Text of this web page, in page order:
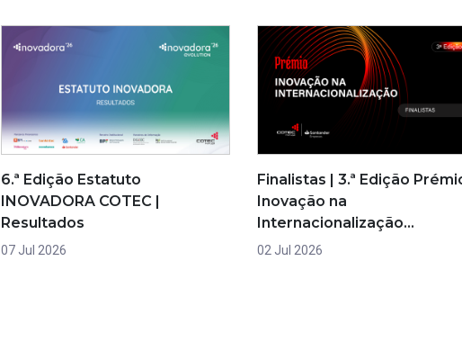
6.ª Edição Estatuto
INOVADORA COTEC |
Resultados
07 Jul 2026
Finalistas | 3.ª Edição
Inovação na
Internacionalização…
02 Jul 2026